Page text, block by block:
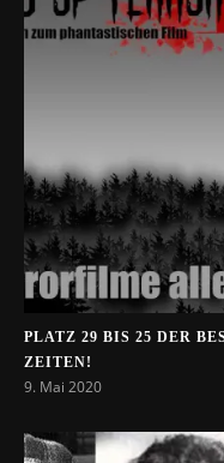
PLATZ 29 BIS 25 DER
ZEITEN!
9. Mai 2020